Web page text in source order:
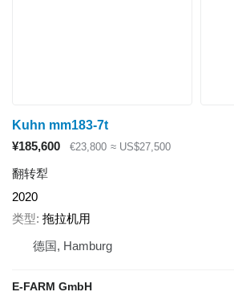
Kuhn mm183-7t
¥185,600
€23,800 ≈ US$27,500
翻转犁
2020
类型 拖拉机用
德国, Hamburg
E-FARM GmbH